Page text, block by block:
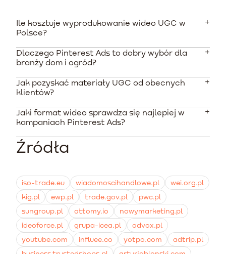
Ile kosztuje wyprodukowanie wideo UGC w
Polsce?
Pojedynczy materiał nagrany przez twórcę kosztuje
doświadczenia i praw do wykorzystania w płatnych
reklamach. Pakiety oferowane przez agencje
zamówieniu kilku nagrań.
Dlaczego Pinterest Ads to dobry wybór dla
branży dom i ogród?
Pinterest to wyszukiwarka wizualna, z której
remontów. Koszt konwersji jest tam często
ponaddwukrotnie niższy niż na innych platformach ze
Jak pozyskać materiały UGC od obecnych
klientów?
Najskuteczniejszą metodą jest wdrożenie
wysyłają wiadomości e-mail kilka dni po doręczeniu
zamówienia, oferując atrakcyjny rabat lub punkty
Jaki format wideo sprawdza się najlepiej w
kampaniach Pinterest Ads?
Zalecane są formaty pionowe (9:16) lub kwadratowe,
tekstowe oraz logo, a sama treść powinna skupiać się
na autentycznym rozwiązaniu problemu klienta.
Źródła
iso-trade.eu wiadomoscihandlowe.pl
wei.org.pl
kig.pl
ewp.pl trade.gov.pl
pwc.pl
sungroup.pl
attomy.io
nowymarketing.pl
ideoforce.pl
grupa-icea.pl
advox.pl
youtube.com
influee.co yotpo.com
adtrip.pl